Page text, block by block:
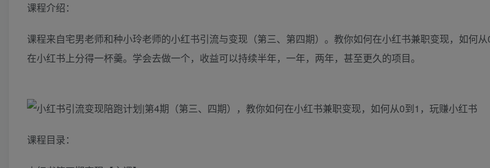
课程介绍：
课程来自宅男老师和种小玲老师的小红书引流与变现（第三、第四期）。教你如何在小红书兼职变现，如何从
在小红书上分得一杯羹。学会去做一个，收益可以持续半年，一年，两年，甚至更久的项目。
课程目录：